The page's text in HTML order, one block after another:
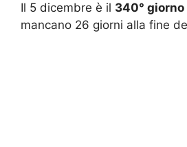
Il 5 dicembre è il 340°
mancano 26 giorni alla fine